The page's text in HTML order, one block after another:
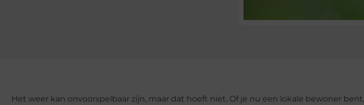
Het weer kan onvoorspelbaar zijn, maar dat hoeft niet. Of je nu een lokale bewoner